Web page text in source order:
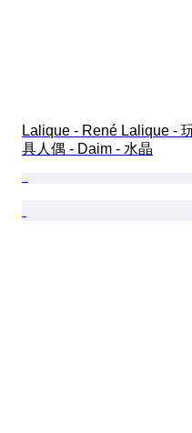
Lalique - René Lalique -
具人偶 - Daim - 水晶